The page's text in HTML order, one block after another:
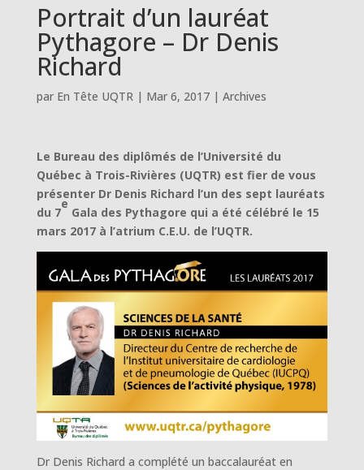
Portrait d’un lauréat
Pythagore – Dr Denis
Richard
par En Tête UQTR| Mar 6, 2017| Archives
Le Bureau des diplômés de l’Université du
Québec à Trois-Rivières (UQTR) est fier de vous
présenter Dr Denis Richard l’un des sept lauréats
du 7
e
Gala des Pythagore qui a été célébré le 15
mars 2017 à l’atrium C.E.U. de l’UQTR.
Dr Denis Richard a complété un baccalauréat en